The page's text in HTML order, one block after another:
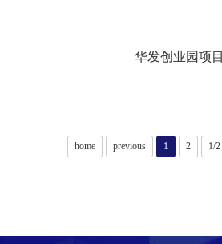
华发创业园项目
home previous 1 2 1/2